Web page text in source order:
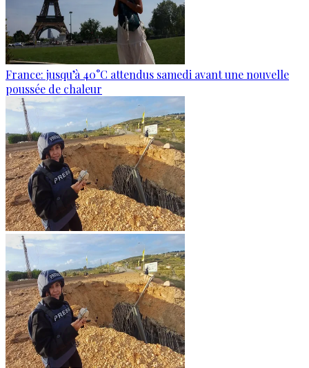
France: jusqu’à 40°C attendus samedi avant une nouvelle
poussée de chaleur